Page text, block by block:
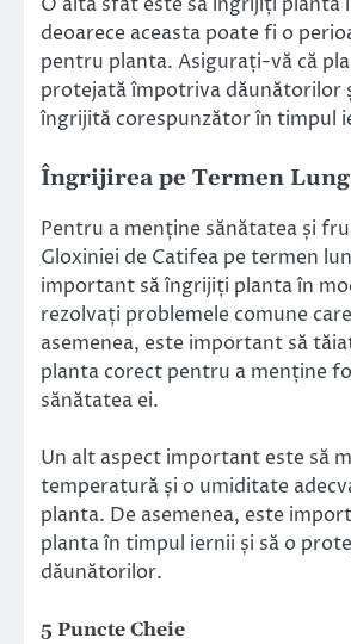
deoarece aceasta poate fi o
pentru planta. Asigurați-vă că
protejată împotriva dăunătorilor
îngrijită corespunzător în timpul
Îngrijirea pe Termen Lung
Pentru a menține sănătatea și
Gloxiniei de Catifea pe termen
important să îngrijiți planta în
rezolvați problemele comune
asemenea, este important să
planta corect pentru a menține
sănătatea ei.
Un alt aspect important este să
temperatură și o umiditate
planta. De asemenea, este
planta în timpul iernii și să o
dăunătorilor.
5 Puncte Cheie